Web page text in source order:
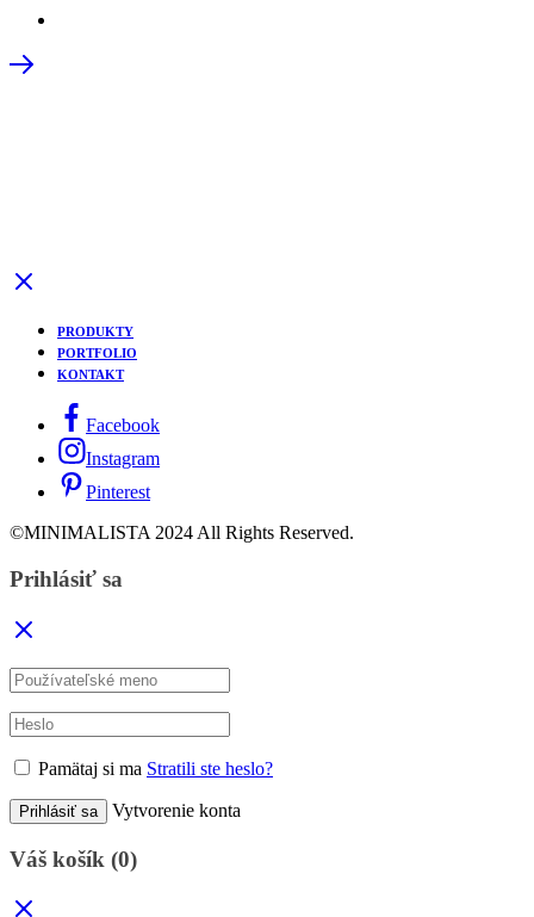
PRODUKTY
PORTFOLIO
KONTAKT
Facebook
Instagram
Pinterest
©MINIMALISTA 2024 All Rights Reserved.
Prihlásiť sa
Pamätaj si ma Stratili ste heslo?
Prihlásiť sa Vytvorenie konta
Váš košík (0)